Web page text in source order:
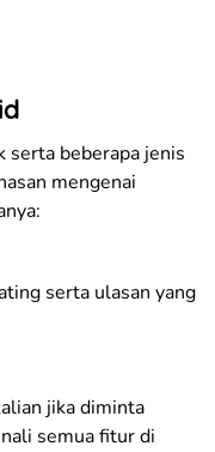
serta beberapa jenis
mengenai
serta ulasan yang
jika diminta
semua fitur di